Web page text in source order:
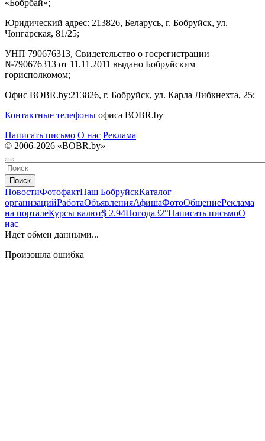
«Бобрбай»;
Юридический адрес: 213826, Беларусь, г. Бобруйск, ул.
Чонгарская, 81/25;
УНП 790676313, Свидетельство о госрегистрации
№790676313 от 11.11.2011 выдано Бобруйским
горисполкомом;
Офис BOBR.by:213826, г. Бобруйск, ул. Карла Либкнехта, 25;
Контактные телефоны офиса BOBR.by
Написать письмо О нас Реклама
© 2006-2026 «BOBR.by»
Поиск
НовостиФотофактНаш БобруйскКаталог
организацийРаботаОбъявленияАфишаФотоОбщениеРеклама
на порталеКурсы валют$ 2.94Погода32°Написать письмоО
нас
Идёт обмен данными...
Произошла ошибка